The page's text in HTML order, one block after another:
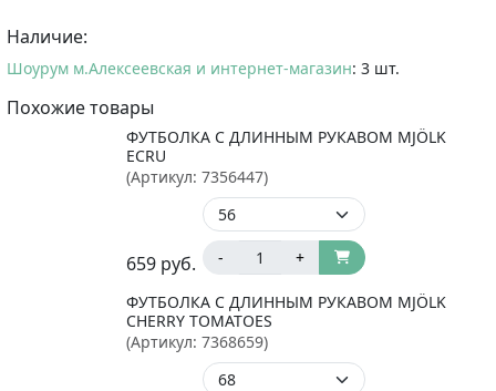
Наличие:
Шоурум м.Алексеевская и интернет-магазин: 3 шт.
Похожие товары
ФУТБОЛКА С ДЛИННЫМ РУКАВОМ MJÖLK
ECRU
(Артикул: 7356447)
659 руб. - +
ФУТБОЛКА С ДЛИННЫМ РУКАВОМ MJÖLK
CHERRY TOMATOES
(Артикул: 7368659)